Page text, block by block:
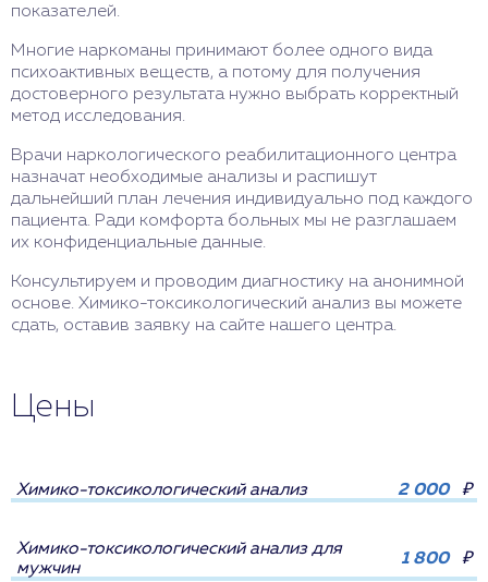
показателей.
Многие наркоманы принимают более одного вида
психоактивных веществ, а потому для получения
достоверного результата нужно выбрать корректный
метод исследования.
Врачи наркологического реабилитационного центра
назначат необходимые анализы и распишут
дальнейший план лечения индивидуально под каждого
пациента. Ради комфорта больных мы не разглашаем
их конфиденциальные данные.
Консультируем и проводим диагностику на анонимной
основе. Химико-токсикологический анализ вы можете
сдать, оставив заявку на сайте нашего центра.
Цены
Химико-токсикологический анализ 2 000 ₽
Химико-токсикологический анализ для
мужчин
1 800 ₽